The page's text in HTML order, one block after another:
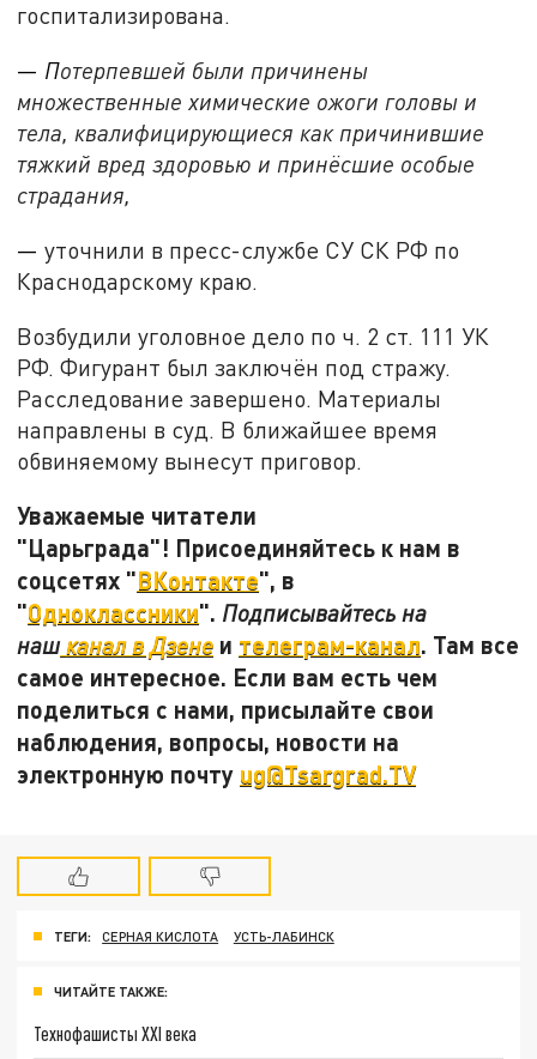
госпитализирована.
— Потерпевшей были причинены
множественные химические ожоги головы и
тела, квалифицирующиеся как причинившие
тяжкий вред здоровью и принёсшие особые
страдания,
—уточнили в пресс-службе СУ СК РФ по
Краснодарскому краю.
Возбудили уголовное дело по ч. 2 ст. 111 УК
РФ. Фигурант был заключён под стражу.
Расследование завершено. Материалы
направлены в суд. В ближайшее время
обвиняемому вынесут приговор.
Уважаемые читатели
"Царьграда"! Присоединяйтесь к нам в
соцсетях "ВКонтакте", в
"Одноклассники". Подписывайтесь на
наш канал в Дзене и телеграм-канал. Там все
самое интересное. Если вам есть чем
поделиться с нами, присылайте свои
наблюдения, вопросы, новости на
электронную почту ug@Tsargrad.TV
ТЕГИ: СЕРНАЯ КИСЛОТА УСТЬ-ЛАБИНСК
ЧИТАЙТЕ ТАКЖЕ:
Технофашисты XXI века